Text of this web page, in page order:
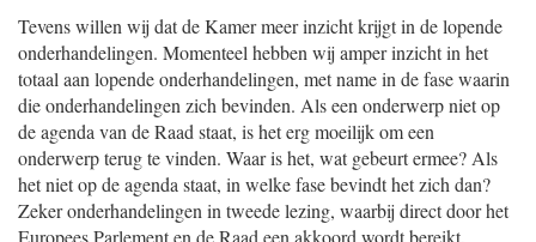
Tevens willen wij dat de Kamer meer inzicht krijgt in de lopende
onderhandelingen. Momenteel hebben wij amper inzicht in het
totaal aan lopende onderhandelingen, met name in de fase waarin
die onderhandelingen zich bevinden. Als een onderwerp niet op
de agenda van de Raad staat, is het erg moeilijk om een
onderwerp terug te vinden. Waar is het, wat gebeurt ermee? Als
het niet op de agenda staat, in welke fase bevindt het zich dan?
Zeker onderhandelingen in tweede lezing, waarbij direct door het
Europees Parlement en de Raad een akkoord wordt bereikt,